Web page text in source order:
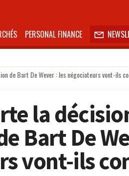
PERSONAL FINANCE 
de Bart De Wever : les négociateurs vont-ils
la
Bart De
vont-ils